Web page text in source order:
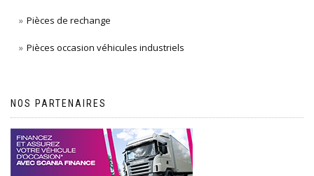
Pièces de rechange
Pièces occasion véhicules industriels
NOS PARTENAIRES